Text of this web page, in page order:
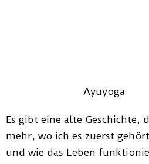
Es gibt eine alte Geschichte,
mehr, wo ich es zuerst
und wie das Leben